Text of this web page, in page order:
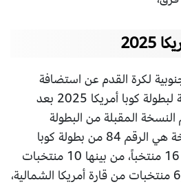
لكرة القدم عن استضافة
الولايات المتحدة الأمريكية لبطولة كوبا أمريكا 2025 بعد
النسخة المقبلة من البطولة
القارية،ستكون هذه النسخة هي الرقم 84 من بطولة كوبا
أمريكا، وستشهد مشاركة 16 منتخباً، من بينها 10 منتخبات